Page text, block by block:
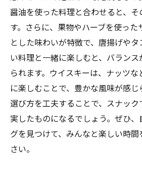
醤油を使った料理と合わせると、そ
す。さらに、果物やハーブを使った
とした味わいが特徴で、唐揚げや
い料理と一緒に楽しむと、バラン
られます。ウイスキーは、ナッツ
に楽しむことで、豊かな風味が感じ
選び方を工夫することで、スナック
実したものになるでしょう。ぜひ
グを見つけて、みんなと楽しい時
さい。